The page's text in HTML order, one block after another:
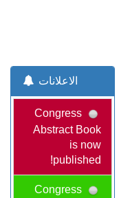
الاعلانات
Congress
Abstract Book
is now
published!
Congress